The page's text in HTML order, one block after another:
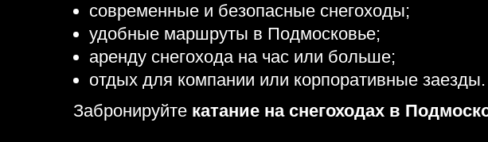
современные и безопасные снегоходы;
удобные маршруты в Подмосковье;
аренду снегохода на час или больше;
отдых для компании или корпоративные заезды.
Забронируйте катание на снегоходах в